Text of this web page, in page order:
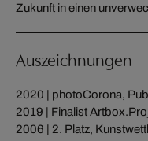
Zukunft in einen
Auszeichnungen
2020 | photoCorona,
2019 | Finalist
2006 | 2. Platz,